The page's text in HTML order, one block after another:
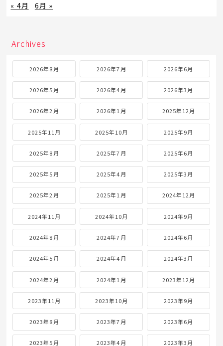
« 4月
6月 »
Archives
2026年8月 2026年7月 2026年6月
2026年5月 2026年4月 2026年3月
2026年2月 2026年1月 2025年12月
2025年11月 2025年10月 2025年9月
2025年8月 2025年7月 2025年6月
2025年5月 2025年4月 2025年3月
2025年2月 2025年1月 2024年12月
2024年11月 2024年10月 2024年9月
2024年8月 2024年7月 2024年6月
2024年5月 2024年4月 2024年3月
2024年2月 2024年1月 2023年12月
2023年11月 2023年10月 2023年9月
2023年8月 2023年7月 2023年6月
2023年5月 2023年4月 2023年3月